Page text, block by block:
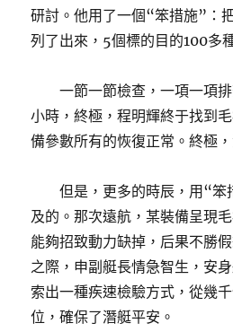
研討。他用了一個“笨措施”：
列了出來，5個標的目的100多
一節一節檢查，一項一項
小時，終極，程明輝終于找到
備參數所有的恢復正常。終極
但是，更多的時辰，用“笨
及的。那次遠航，某裝備呈現
能夠招致動力缺掉，后果不勝
之際，申副艇長情急智生，安
索出一種疾速檢驗方式，從幾
位，確保了潛艇平安。